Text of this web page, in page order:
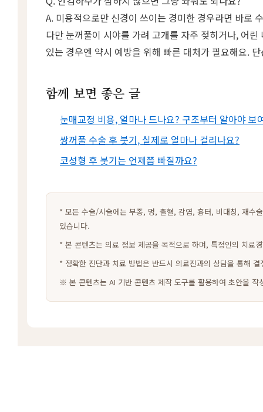
A. 미용적으로만 신경이 쓰이는 경미한 경우라면 바로
다만 눈꺼풀이 시야를 가려 고개를 자주 젖히거나, 어
있는 경우엔 약시 예방을 위해 빠른 대처가 필요해요.
함께 보면 좋은 글
눈매교정 비용, 얼마나 드나요? 구조부터 알아야 보
쌍꺼풀 수술 후 붓기, 실제로 얼마나 걸리나요?
코성형 후 붓기는 언제쯤 빠질까요?
* 모든 수술/시술에는 부종, 멍, 출혈, 감염, 흉터, 비대칭, 재수
있습니다.
* 본 콘텐츠는 의료 정보 제공을 목적으로 하며, 특정인의 치료
* 정확한 진단과 치료 방법은 반드시 의료진과의 상담을 통해 결
※ 본 콘텐츠는 AI 기반 콘텐츠 제작 도구를 활용하여 초안을 작